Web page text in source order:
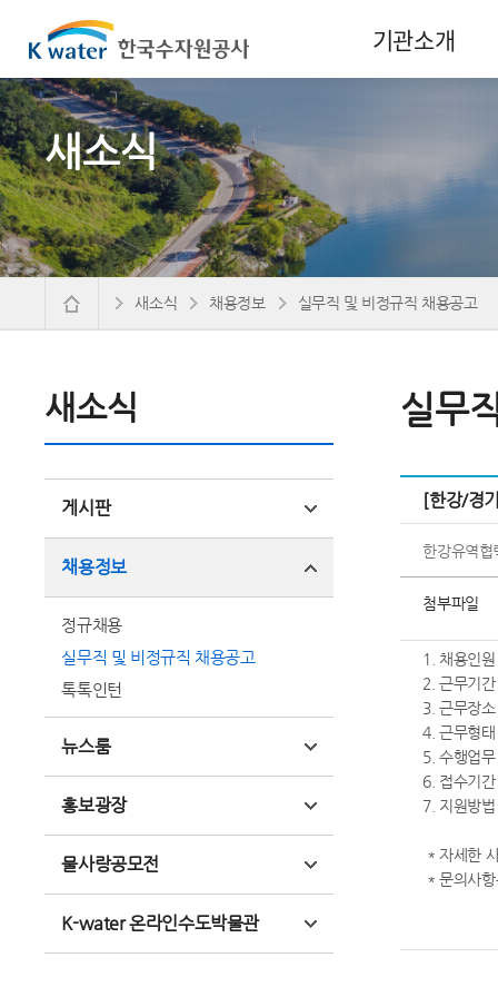
기관소개
새소식
새소식
게시판
채용정보
정규채용
실무직 및 비정규직 채용공고
톡톡인턴
뉴스룸
홍보광장
물사랑공모전
K-water 온라인수도박물관
새소식 채용정보 실무직 및 비정규직 채용공고
실무
[한강/경
한강유역협
첨부파일
1. 채용인
2. 근무기
3. 근무장
4. 근무형
5. 수행업
6. 접수기
7. 지원방
* 자세한
* 문의사